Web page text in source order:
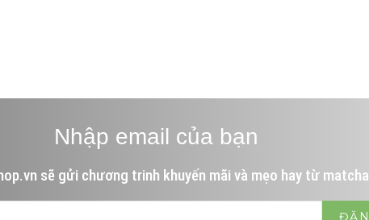
Nhập email của bạn
sẽ gửi chương trinh khuyến mãi và mẹo hay từ matcha